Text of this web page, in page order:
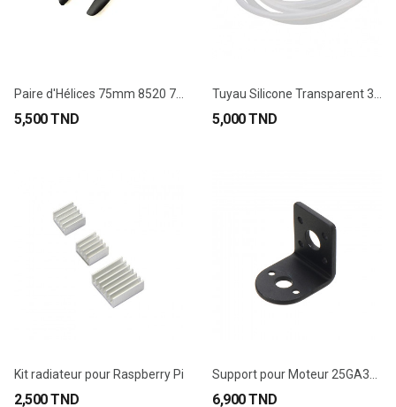
5,500 TND 5,000 TND
Kit radiateur pour Raspberry Pi
2,500 TND 6,900 TND